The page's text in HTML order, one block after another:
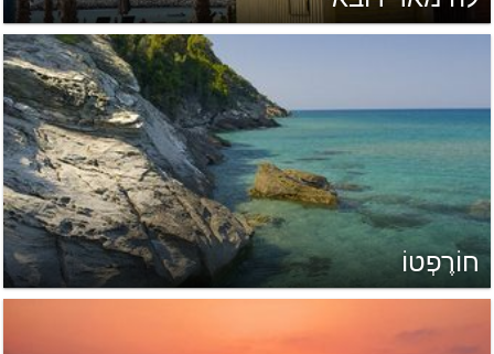
חוֹרֶפְטוֹ